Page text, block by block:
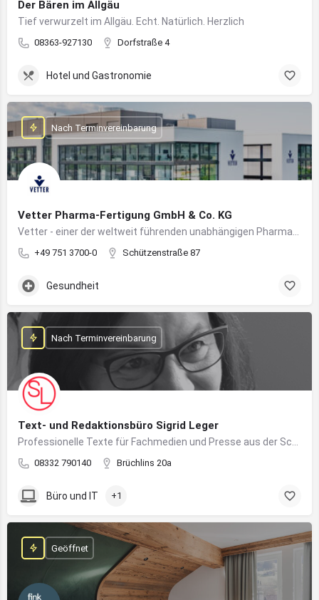
Der Bären im Allgäu
Tief verwurzelt im Allgäu. Echt. Natürlich. Herzlich
08363-927130 Dorfstraße 4
Hotel und Gastronomie
Vetter Pharma-Fertigung GmbH & Co. KG
+49 751 3700-0 Schützenstraße 87
Nach Terminvereinbarung
Gesundheit
Text- und Redaktionsbüro Sigrid Leger
08332 790140 Brüchlins 20a
Nach Terminvereinbarung
Büro und IT +1
Geöffnet